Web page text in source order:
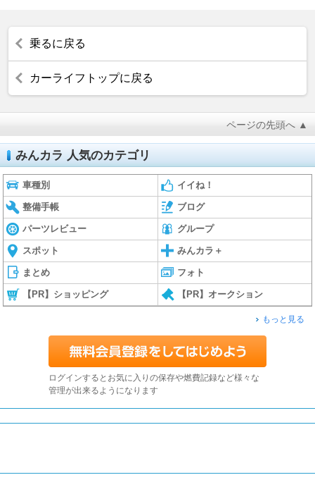
乗るに戻る
カーライフトップに戻る
ページの先頭へ ▲
みんカラ 人気のカテゴリ
車種別 イイね！
整備手帳 ブログ
パーツレビュー グループ
スポット みんカラ＋
まとめ フォト
【PR】ショッピング 【PR】オークション
もっと見る
ログインするとお気に入りの保存や燃費記録など様々な
管理が出来るようになります